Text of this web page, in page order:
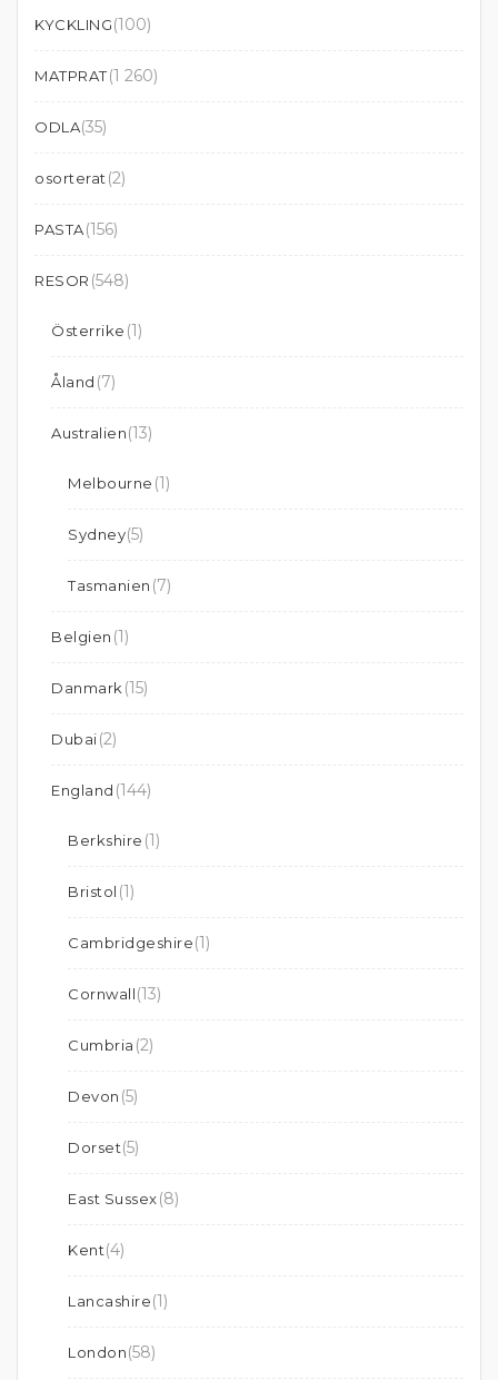
KYCKLING(100)
MATPRAT(1 260)
ODLA(35)
osorterat (2)
PASTA(156)
RESOR (548)
Österrike (1)
Åland (7)
Australien(13)
Melbourne (1)
Sydney(5)
Tasmanien (7)
Belgien (1)
Danmark (15)
Dubai(2)
England (144)
Berkshire (1)
Bristol (1)
Cambridgeshire(1)
Cornwall(13)
Cumbria (2)
Devon (5)
Dorset(5)
East Sussex(8)
Kent(4)
Lancashire(1)
London(58)